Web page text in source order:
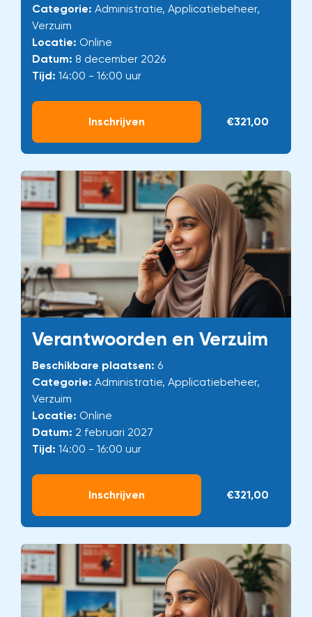
Categorie: Administratie, Applicatiebeheer,
Verzuim
Locatie: Online
Datum: 8 december 2026
Tijd: 14:00 - 16:00 uur
Inschrijven €321,00
Verantwoorden en Verzuim
Beschikbare plaatsen: 6
Categorie: Administratie, Applicatiebeheer,
Verzuim
Locatie: Online
Datum: 2 februari 2027
Tijd: 14:00 - 16:00 uur
Inschrijven €321,00